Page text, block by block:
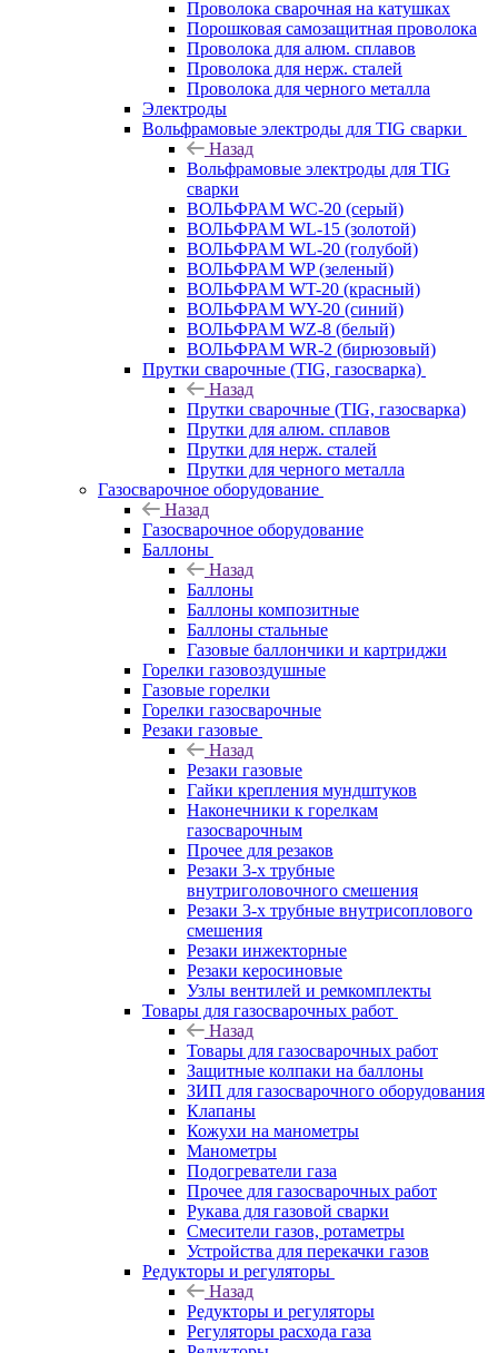
Проволока сварочная на катушках
Порошковая самозащитная проволока
Проволока для алюм. сплавов
Проволока для нерж. сталей
Проволока для черного металла
Электроды
Вольфрамовые электроды для TIG сварки
Назад
Вольфрамовые электроды для TIG
сварки
ВОЛЬФРАМ WC-20 (серый)
ВОЛЬФРАМ WL-15 (золотой)
ВОЛЬФРАМ WL-20 (голубой)
ВОЛЬФРАМ WP (зеленый)
ВОЛЬФРАМ WT-20 (красный)
ВОЛЬФРАМ WY-20 (синий)
ВОЛЬФРАМ WZ-8 (белый)
ВОЛЬФРАМ WR-2 (бирюзовый)
Прутки сварочные (TIG, газосварка)
Назад
Прутки сварочные (TIG, газосварка)
Прутки для алюм. сплавов
Прутки для нерж. сталей
Прутки для черного металла
Газосварочное оборудование
Назад
Газосварочное оборудование
Баллоны
Назад
Баллоны
Баллоны композитные
Баллоны стальные
Газовые баллончики и картриджи
Горелки газовоздушные
Газовые горелки
Горелки газосварочные
Резаки газовые
Назад
Резаки газовые
Гайки крепления мундштуков
Наконечники к горелкам
газосварочным
Прочее для резаков
Резаки 3-х трубные
внутриголовочного смешения
Резаки 3-х трубные внутрисоплового
смешения
Резаки инжекторные
Резаки керосиновые
Узлы вентилей и ремкомплекты
Товары для газосварочных работ
Назад
Товары для газосварочных работ
Защитные колпаки на баллоны
ЗИП для газосварочного оборудования
Клапаны
Кожухи на манометры
Манометры
Подогреватели газа
Прочее для газосварочных работ
Рукава для газовой сварки
Смесители газов, ротаметры
Устройства для перекачки газов
Редукторы и регуляторы
Назад
Редукторы и регуляторы
Регуляторы расхода газа